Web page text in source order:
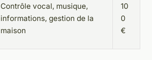
Contrôle vocal, musique,
informations, gestion de la
maison
10
0
€